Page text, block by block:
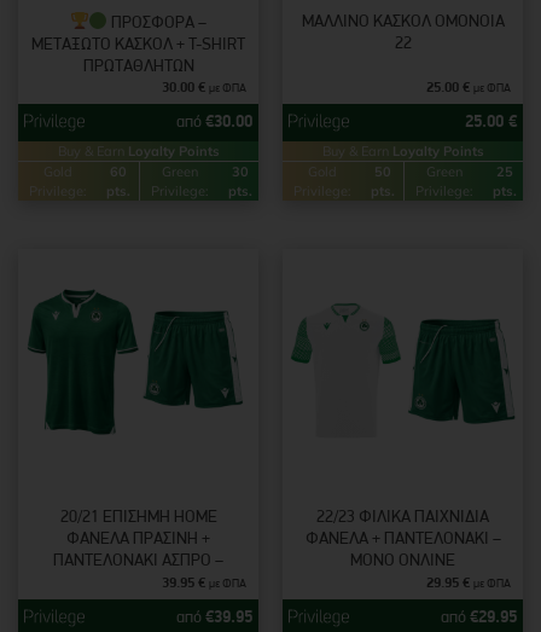
ΠΡΟΣΦΟΡΑ –
ΜΕΤΑΞΩΤΌ ΚΑΣΚΌΛ + T-SHIRT
ΠΡΩΤΑΘΛΗΤΏΝ
30.00 € με ΦΠΑ
από €30.00
Buy & Earn Loyalty Points
Gold
Privilege:
60
pts.
Green
Privilege:
30
pts.
ΜΆΛΛΙΝΟ ΚΑΣΚΌΛ ΟΜΟΝΟΙΑ
22
25.00 € με ΦΠΑ
25.00 €
Buy & Earn Loyalty Points
Gold
Privilege:
50
pts.
Green
Privilege:
25
pts.
20/21 ΕΠΊΣΗΜΗ ΗΟΜΕ
ΦΑΝΈΛΑ ΠΡΆΣΙΝΗ +
ΠΑΝΤΕΛΟΝΆΚΙ ΆΣΠΡΟ –
ΜΟΝΟ ΟΝΛΙΝΕ
39.95 € με ΦΠΑ
από €39.95
22/23 ΦΙΛΙΚΆ ΠΑΙΧΝΊΔΙΑ
ΦΑΝΈΛΑ + ΠΑΝΤΕΛΟΝΆΚΙ –
ΜΟΝΟ ΟΝΛΙΝΕ
29.95 € με ΦΠΑ
από €29.95